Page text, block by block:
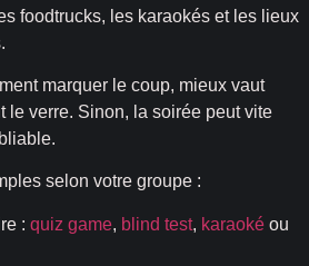
foodtrucks, les karaokés et les lieux
marquer le coup, mieux vaut
le verre. Sinon, la soirée peut vite
selon votre groupe :
: quiz game, blind test, karaoké ou